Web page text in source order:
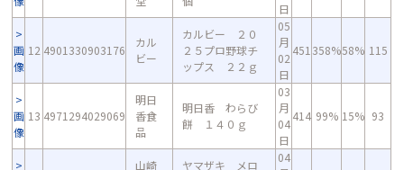
日
画
像
12 4901330903176
カル
ビー
カルビー ２０
２５プロ野球チ
ップス ２２ｇ
05
月
02
日
451 358%58% 115
画
像
13 4971294029069
明日
香食
品
明日香 わらび
餅 １４０ｇ
03
月
04
日
414 99% 15% 93
山崎
ヤマザキ メロ
04